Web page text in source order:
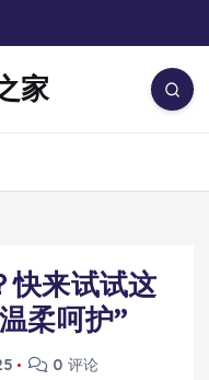
家
快来试试这
柔呵护”
0 评论